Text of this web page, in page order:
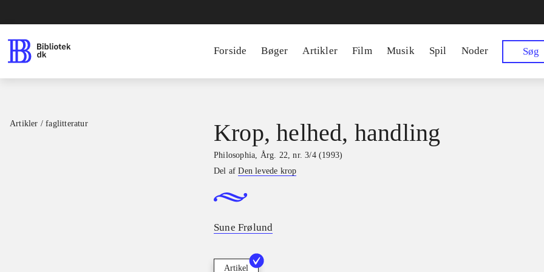
Forside Bøger Artikler Film Musik Spil Noder Søg
Artikler / faglitteratur Krop, helhed, handling
Philosophia, Årg. 22, nr. 3/4 (1993)
Del afDen levede krop
Sune Frølund
Artikel